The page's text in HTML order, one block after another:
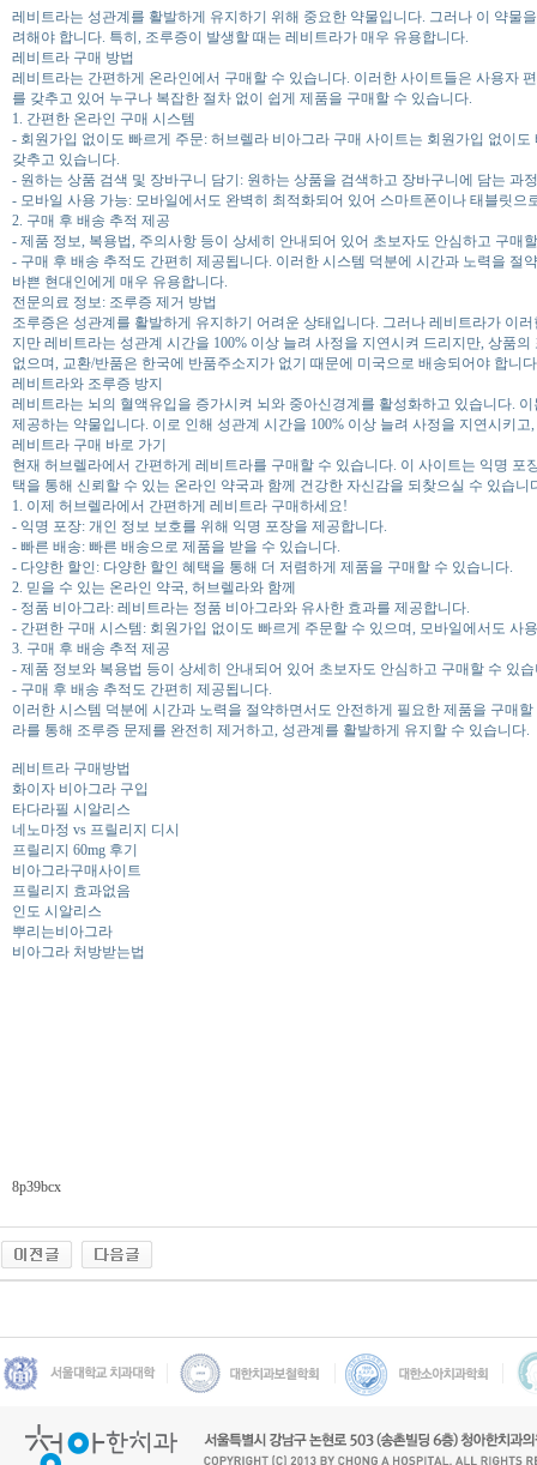
레비트라는 성관계를 활발하게 유지하기 위해 중요한 약물입니다. 그러나 이 약물
려해야 합니다. 특히, 조루증이 발생할 때는 레비트라가 매우 유용합니다.
레비트라 구매 방법
레비트라는 간편하게 온라인에서 구매할 수 있습니다. 이러한 사이트들은 사용자
를 갖추고 있어 누구나 복잡한 절차 없이 쉽게 제품을 구매할 수 있습니다.
1. 간편한 온라인 구매 시스템
- 회원가입 없이도 빠르게 주문: 허브렐라 비아그라 구매 사이트는 회원가입 없이
갖추고 있습니다.
- 원하는 상품 검색 및 장바구니 담기: 원하는 상품을 검색하고 장바구니에 담는 과
- 모바일 사용 가능: 모바일에서도 완벽히 최적화되어 있어 스마트폰이나 태블릿으
2. 구매 후 배송 추적 제공
- 제품 정보, 복용법, 주의사항 등이 상세히 안내되어 있어 초보자도 안심하고 구매
- 구매 후 배송 추적도 간편히 제공됩니다. 이러한 시스템 덕분에 시간과 노력을 절
바쁜 현대인에게 매우 유용합니다.
전문의료 정보: 조루증 제거 방법
조루증은 성관계를 활발하게 유지하기 어려운 상태입니다. 그러나 레비트라가 이
지만 레비트라는 성관계 시간을 100% 이상 늘려 사정을 지연시켜 드리지만, 상품
없으며, 교환/반품은 한국에 반품주소지가 없기 때문에 미국으로 배송되어야 합니
레비트라와 조루증 방지
레비트라는 뇌의 혈액유입을 증가시켜 뇌와 중아신경계를 활성화하고 있습니다.
제공하는 약물입니다. 이로 인해 성관계 시간을 100% 이상 늘려 사정을 지연시키
레비트라 구매 바로 가기
현재 허브렐라에서 간편하게 레비트라를 구매할 수 있습니다. 이 사이트는 익명 포
택을 통해 신뢰할 수 있는 온라인 약국과 함께 건강한 자신감을 되찾으실 수 있습니
1. 이제 허브렐라에서 간편하게 레비트라 구매하세요!
- 익명 포장: 개인 정보 보호를 위해 익명 포장을 제공합니다.
- 빠른 배송: 빠른 배송으로 제품을 받을 수 있습니다.
- 다양한 할인: 다양한 할인 혜택을 통해 더 저렴하게 제품을 구매할 수 있습니다.
2. 믿을 수 있는 온라인 약국, 허브렐라와 함께
- 정품 비아그라: 레비트라는 정품 비아그라와 유사한 효과를 제공합니다.
- 간편한 구매 시스템: 회원가입 없이도 빠르게 주문할 수 있으며, 모바일에서도 사
3. 구매 후 배송 추적 제공
- 제품 정보와 복용법 등이 상세히 안내되어 있어 초보자도 안심하고 구매할 수 있
- 구매 후 배송 추적도 간편히 제공됩니다.
이러한 시스템 덕분에 시간과 노력을 절약하면서도 안전하게 필요한 제품을 구매
라를 통해 조루증 문제를 완전히 제거하고, 성관계를 활발하게 유지할 수 있습니다.
레비트라 구매방법
화이자 비아그라 구입
타다라필 시알리스
네노마정 vs 프릴리지 디시
프릴리지 60mg 후기
비아그라구매사이트
프릴리지 효과없음
인도 시알리스
뿌리는비아그라
비아그라 처방받는법
8p39bcx